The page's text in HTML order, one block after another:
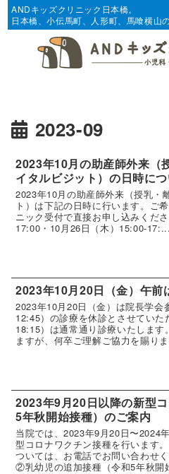
ANDキッズクリニック日本橋。
日本橋、小伝馬町、人形町、馬喰横山
2023-09
2023年10月の助産師外来（
イタルビジット）の日時に
2023年10月の助産師外来（授乳・
ト）は下記の日時に行います。ご
ニック受付で直接お申し込みくだ
17:00・10月26日（木）15:00-17:...
2023年10月20日（金）午前
2023年10月20日（金）は院長学会
12:45）の診療を休診とさせてい
18:15）は通常通り診療いたしま
ますが、何卒ご理解ご協力を賜り
2023年9月20日以降の新型
5年秋開始接種）のご案内
当院では、2023年9月20日〜2024
型コロナワクチン接種を行います
ついては、お電話でお問い合わせ
②乳幼児の追加接種（令和5年秋